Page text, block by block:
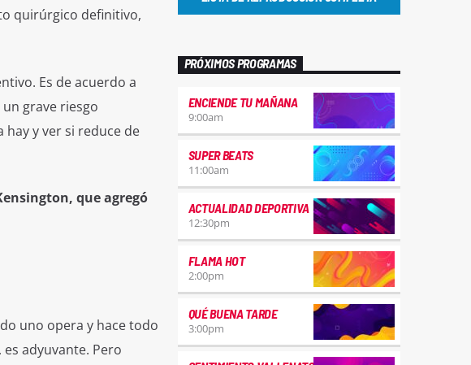
quirúrgico definitivo,
Es de acuerdo a
grave riesgo
y ver si reduce de
que agregó
uno opera y hace todo
adyuvante. Pero
PRÓXIMOS PROGRAMAS
ENCIENDE TU MAÑANA
9:00am
SUPER BEATS
11:00am
ACTUALIDAD DEPORTIVA
12:30pm
FLAMA HOT
2:00pm
QUÉ BUENA TARDE
3:00pm